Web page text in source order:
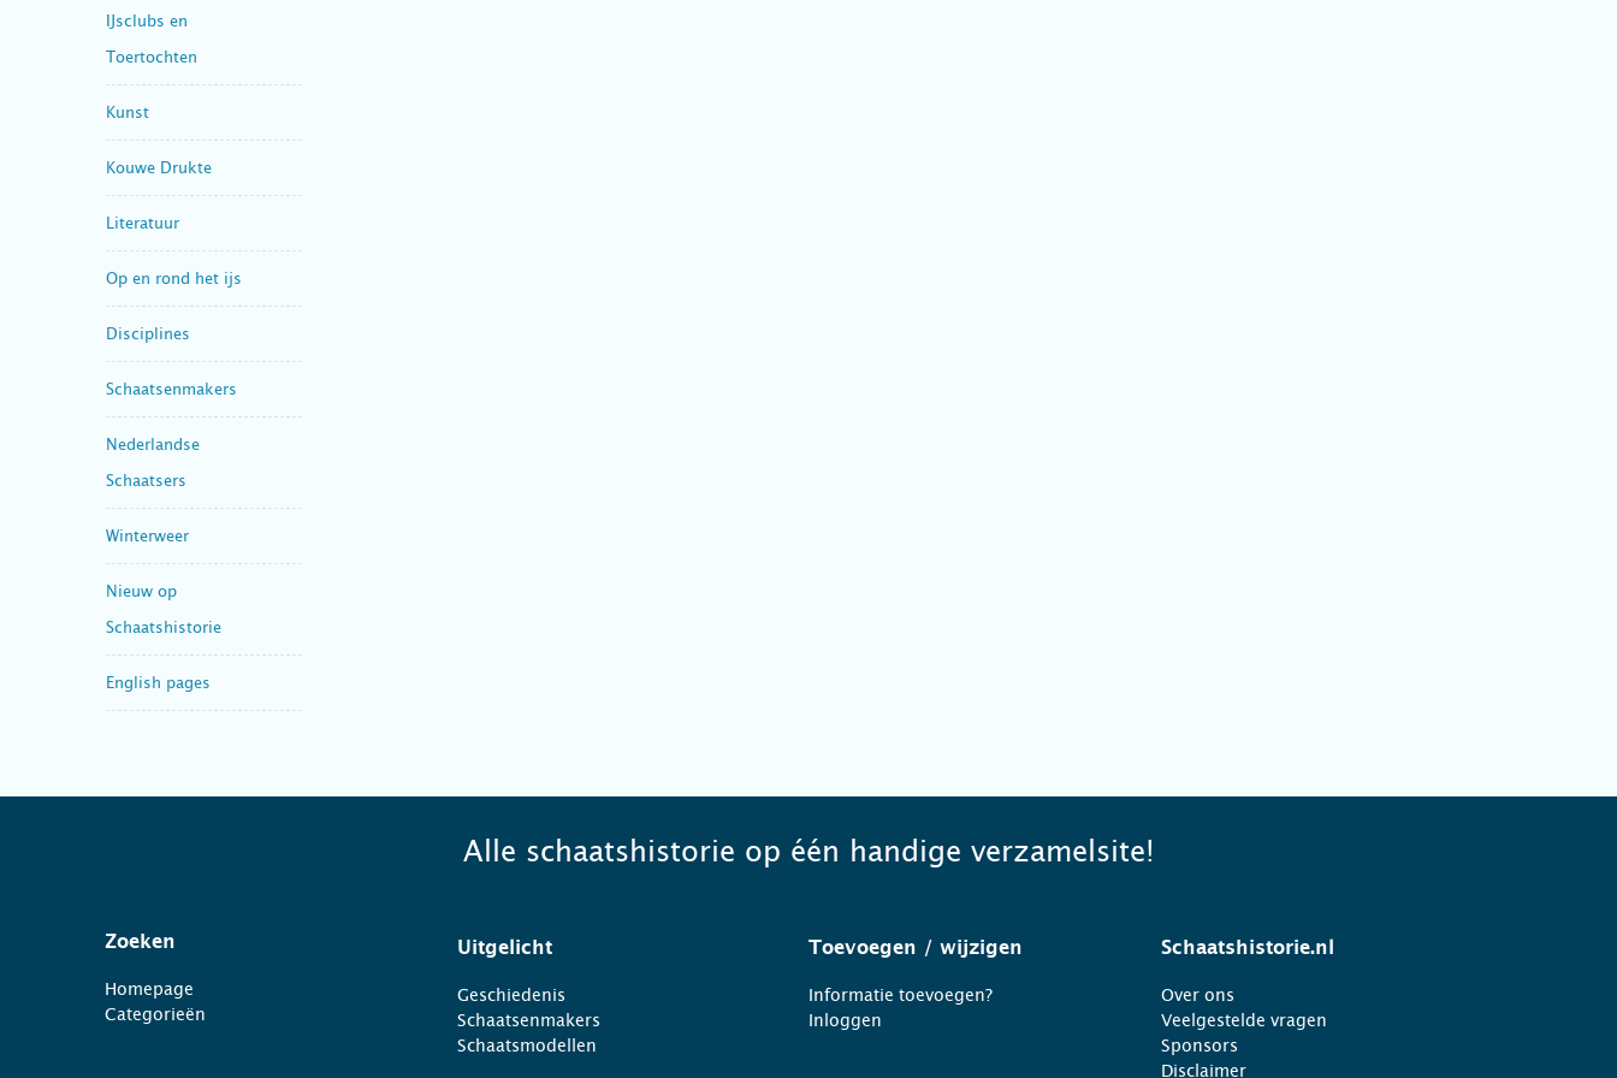
IJsclubs en
Toertochten
Kunst
Kouwe Drukte
Literatuur
Op en rond het ijs
Disciplines
Schaatsenmakers
Nederlandse
Schaatsers
Winterweer
Nieuw op
Schaatshistorie
English pages
Alle schaatshistorie op één handige verzamelsite!
Zoeken
Homepage
Categorieën
Uitgelicht
Geschiedenis
Schaatsenmakers
Schaatsmodellen
Toevoegen / wijzigen
Informatie toevoegen?
Inloggen
Schaatshistorie.nl
Over ons
Veelgestelde vragen
Sponsors
Disclaimer